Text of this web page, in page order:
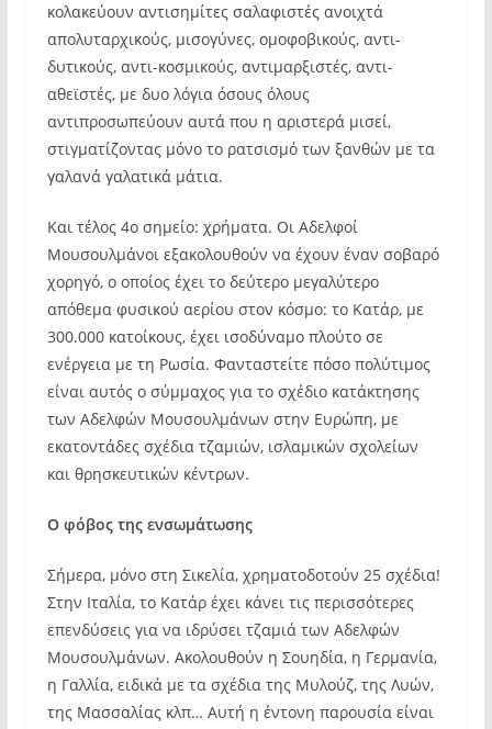
κολακεύουν αντισημίτες σαλαφιστές ανοιχτά
απολυταρχικούς, μισογύνες, ομοφοβικούς, αντι-
δυτικούς, αντι-κοσμικούς, αντιμαρξιστές, αντι-
αθεϊστές, με δυο λόγια όσους όλους
αντιπροσωπεύουν αυτά που η αριστερά μισεί,
στιγματίζοντας μόνο το ρατσισμό των ξανθών με τα
γαλανά γαλατικά μάτια.
Και τέλος 4ο σημείο: χρήματα. Οι Αδελφοί
Μουσουλμάνοι εξακολουθούν να έχουν έναν σοβαρό
χορηγό, ο οποίος έχει το δεύτερο μεγαλύτερο
απόθεμα φυσικού αερίου στον κόσμο: το Κατάρ, με
300.000 κατοίκους, έχει ισοδύναμο πλούτο σε
ενέργεια με τη Ρωσία. Φανταστείτε πόσο πολύτιμος
είναι αυτός ο σύμμαχος για το σχέδιο κατάκτησης
των Αδελφών Μουσουλμάνων στην Ευρώπη, με
εκατοντάδες σχέδια τζαμιών, ισλαμικών σχολείων
και θρησκευτικών κέντρων.
Ο φόβος της ενσωμάτωσης
Σήμερα, μόνο στη Σικελία, χρηματοδοτούν 25 σχέδια!
Στην Ιταλία, το Κατάρ έχει κάνει τις περισσότερες
επενδύσεις για να ιδρύσει τζαμιά των Αδελφών
Μουσουλμάνων. Ακολουθούν η Σουηδία, η Γερμανία,
η Γαλλία, ειδικά με τα σχέδια της Mυλούζ, της Λυών,
της Μασσαλίας κλπ… Αυτή η έντονη παρουσία είναι